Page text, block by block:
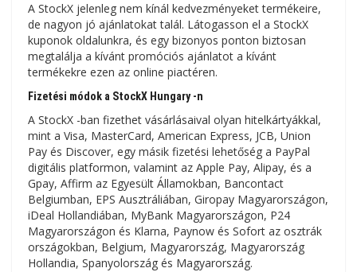
A StockX jelenleg nem kínál kedvezményeket termékeire,
de nagyon jó ajánlatokat talál. Látogasson el a StockX
kuponok oldalunkra, és egy bizonyos ponton biztosan
megtalálja a kívánt promóciós ajánlatot a kívánt
termékekre ezen az online piactéren.
Fizetési módok a StockX Hungary -n
A StockX -ban fizethet vásárlásaival olyan hitelkártyákkal,
mint a Visa, MasterCard, American Express, JCB, Union
Pay és Discover, egy másik fizetési lehetőség a PayPal
digitális platformon, valamint az Apple Pay, Alipay, és a
Gpay, Affirm az Egyesült Államokban, Bancontact
Belgiumban, EPS Ausztráliában, Giropay Magyarországon,
iDeal Hollandiában, MyBank Magyarországon, P24
Magyarországon és Klarna, Paynow és Sofort az osztrák
országokban, Belgium, Magyarország, Magyarország
Hollandia, Spanyolország és Magyarország.